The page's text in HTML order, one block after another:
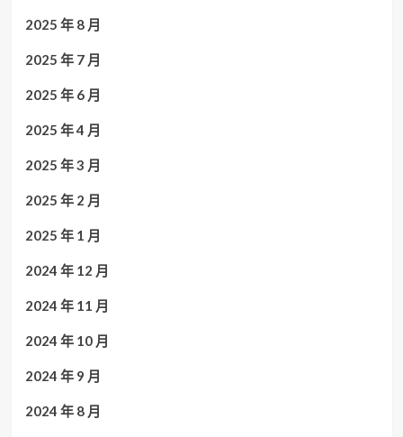
2025 年 8 月
2025 年 7 月
2025 年 6 月
2025 年 4 月
2025 年 3 月
2025 年 2 月
2025 年 1 月
2024 年 12 月
2024 年 11 月
2024 年 10 月
2024 年 9 月
2024 年 8 月